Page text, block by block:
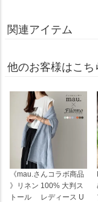
関連アイテム
他のお客様はこ
《mau.さんコラボ商品
》リネン 100% 大判ス
トール レディース U